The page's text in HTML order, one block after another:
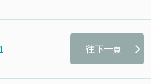
往下一頁